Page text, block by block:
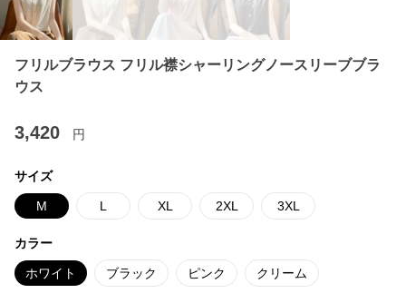
フリルブラウス フリル襟シャーリングノースリーブブラ
ウス
3,420 円
サイズ
M L XL 2XL 3XL
カラー
ホワイト ブラック ピンク クリーム